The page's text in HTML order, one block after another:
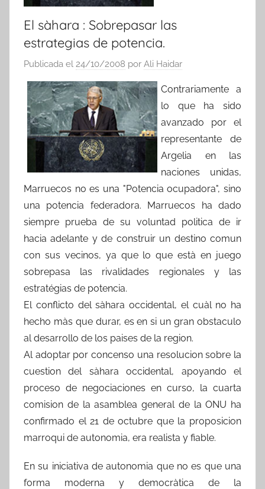
El sàhara : Sobrepasar las
estrategias de potencia.
Publicada el 24/10/2008 por Ali Haidar
Contrariamente a
lo que ha sido
avanzado por el
representante de
Argelia en las
naciones unidas,
Marruecos no es una "Potencia ocupadora", sino
una potencia federadora. Marruecos ha dado
siempre prueba de su voluntad politica de ir
hacia adelante y de construir un destino comun
con sus vecinos, ya que lo que està en juego
sobrepasa las rivalidades regionales y las
estratégias de potencia.
El conflicto del sàhara occidental, el cuàl no ha
hecho màs que durar, es en si un gran obstaculo
al desarrollo de los paises de la region.
Al adoptar por concenso una resolucion sobre la
cuestion del sàhara occidental, apoyando el
proceso de negociaciones en curso, la cuarta
comision de la asamblea general de la ONU ha
confirmado el 21 de octubre que la proposicion
marroqui de autonomia, era realista y fiable.
En su iniciativa de autonomia que no es que una
forma moderna y democràtica de la